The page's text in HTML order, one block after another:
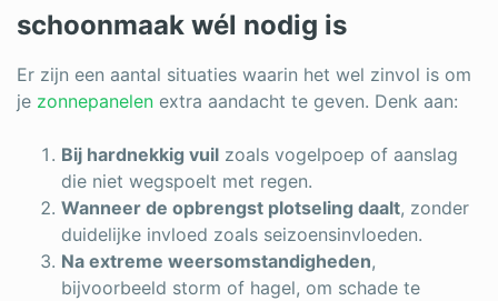
schoonmaak wél nodig is
Er zijn een aantal situaties waarin het wel zinvol is om
je zonnepanelen extra aandacht te geven. Denk aan:
Bij hardnekkig vuil zoals vogelpoep of aanslag
die niet wegspoelt met regen.
Wanneer de opbrengst plotseling daalt, zonder
duidelijke invloed zoals seizoensinvloeden.
Na extreme weersomstandigheden,
bijvoorbeeld storm of hagel, om schade te